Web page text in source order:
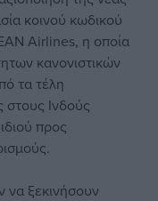
κοινού κωδικού
Airlines, η οποία
κανονιστικών
τα τέλη
Ινδούς
προς
να ξεκινήσουν